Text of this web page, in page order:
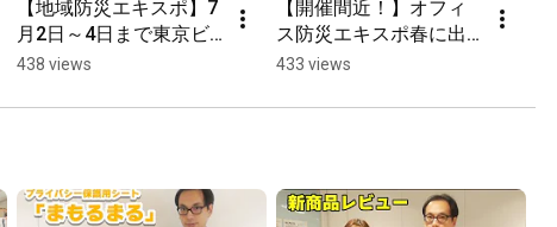
【地域防災エキスポ】7
月2日～4日まで東京ビ
ッグサイトで開催中！
ます。VRコンテンツな
防災 #VR
438 views
【開催間近！】オフィ
ス防災エキスポ春に出
展します！
433 views